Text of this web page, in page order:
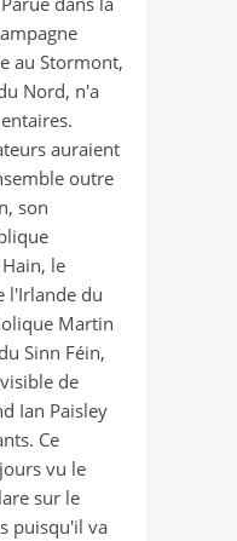
ulster.
un
exemple
à
méditer.
au Stormont,
Nord, n'a
auraient
outre
son
le
l'Irlande du
Martin
Sinn Féin,
de
Ian Paisley
Ce
vu le
sur le
puisqu'il va